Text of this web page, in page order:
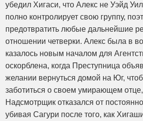
убедил Хигаси, что Алекс не Уэйд
полно контролирует свою группу,
предотвратить любые дальнейшие
отношении четверки. Алекс была в
казалось новым началом для
оскорблена, когда Преступница
желании вернуться домой на Юг,
заботиться о своем умирающем
Надсмотрщик отказался от
убивая Сагури после того, как